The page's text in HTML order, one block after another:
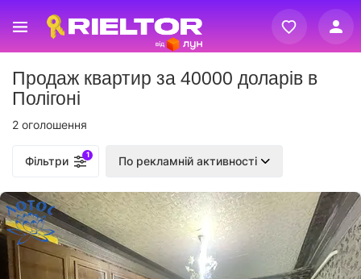
Реєстрація
Вхід
Продаж квартир за 40000 доларів в
Полігоні
2 оголошення
Фільтри 1 По рекламній активності